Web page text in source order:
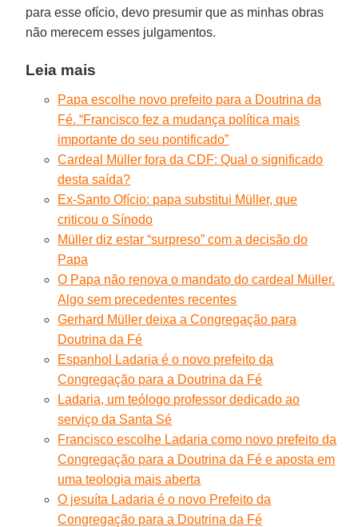
para esse ofício, devo presumir que as minhas obras
não merecem esses julgamentos.
Leia mais
Papa escolhe novo prefeito para a Doutrina da
Fé. “Francisco fez a mudança política mais
importante do seu pontificado”
Cardeal Müller fora da CDF: Qual o significado
desta saída?
Ex-Santo Ofício: papa substitui Müller, que
criticou o Sínodo
Müller diz estar “surpreso” com a decisão do
Papa
O Papa não renova o mandato do cardeal Müller.
Algo sem precedentes recentes
Gerhard Müller deixa a Congregação para
Doutrina da Fé
Espanhol Ladaria é o novo prefeito da
Congregação para a Doutrina da Fé
Ladaria, um teólogo professor dedicado ao
serviço da Santa Sé
Francisco escolhe Ladaria como novo prefeito da
Congregação para a Doutrina da Fé e aposta em
uma teologia mais aberta
O jesuíta Ladaria é o novo Prefeito da
Congregação para a Doutrina da Fé